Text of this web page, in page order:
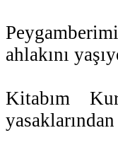
ahlakını
Kitabım